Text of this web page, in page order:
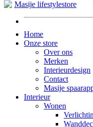
Home
Onze store
Over ons
Merken
Interieurdesign
Contact
Masije
Interieur
Wonen